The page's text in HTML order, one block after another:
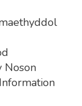
Noson